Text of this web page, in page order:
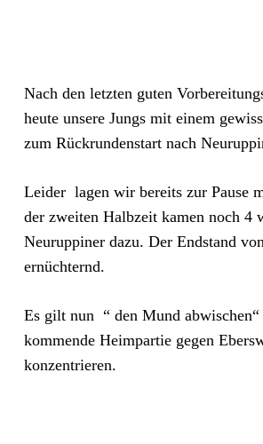
Nach den letzten guten
heute unsere Jungs mit einem
zum Rückrundenstart nach
Leider lagen wir bereits zur Pause
der zweiten Halbzeit kamen noch 4
Neuruppiner dazu. Der Endstand
ernüchternd.
Es gilt nun “ den Mund
kommende Heimpartie gegen
konzentrieren.